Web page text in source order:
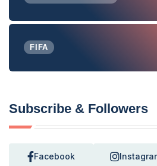
FIFA
Subscribe & Followers
Facebook